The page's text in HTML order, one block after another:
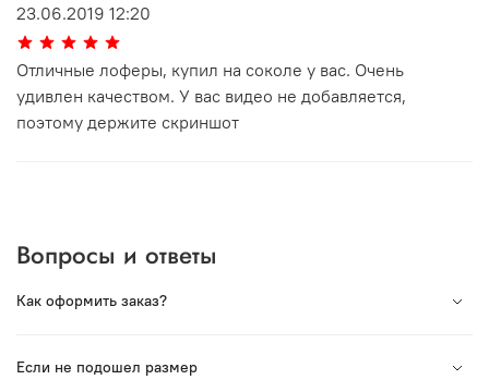
23.06.2019 12:20
Отличные лоферы, купил на соколе у вас. Очень
удивлен качеством. У вас видео не добавляется,
поэтому держите скриншот
Вопросы и ответы
Как оформить заказ?
произведена в России. Мы сотрудничаем с лучшими
Если не подошел размер